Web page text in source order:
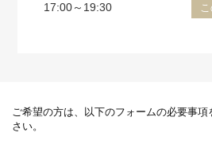
17:00～19:30